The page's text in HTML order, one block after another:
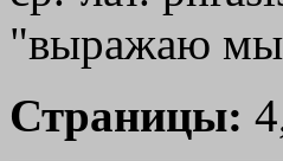
"выражаю
Страницы: